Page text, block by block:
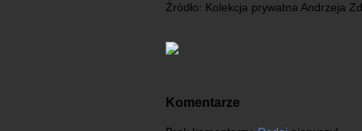
Źródło: Kolekcja prywatna Andrzeja
Komentarze